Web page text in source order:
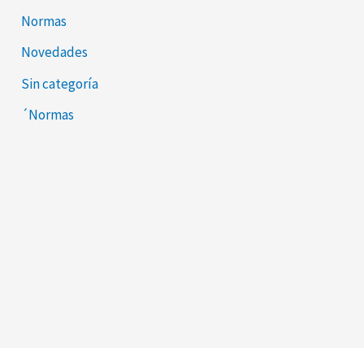
Normas
Novedades
Sin categoría
´Normas